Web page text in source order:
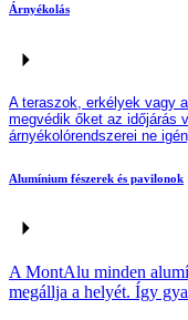
Árnyékolás
A teraszok, erkélyek vagy
megvédik őket az időjárás
árnyékolórendszerei ne
Alumínium fészerek és pavilonok
A MontAlu minden
megállja a helyét. Így